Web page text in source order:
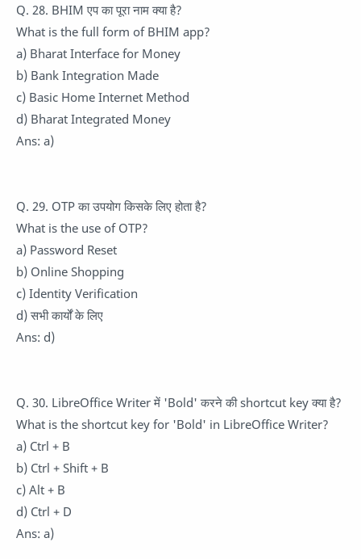
Q. 28. BHIM एप का पूरा नाम क्या है?
What is the full form of BHIM app?
a) Bharat Interface for Money
b) Bank Integration Made
c) Basic Home Internet Method
d) Bharat Integrated Money
Ans: a)
Q. 29. OTP का उपयोग किसके लिए होता है?
What is the use of OTP?
a) Password Reset
b) Online Shopping
c) Identity Verification
d) सभी कार्यों के लिए
Ans: d)
Q. 30. LibreOffice Writer में 'Bold' करने की shortcut key क्या है?
What is the shortcut key for 'Bold' in LibreOffice Writer?
a) Ctrl + B
b) Ctrl + Shift + B
c) Alt + B
d) Ctrl + D
Ans: a)